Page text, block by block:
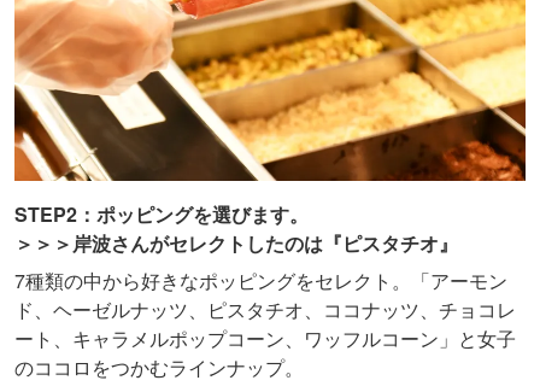
STEP2：ポッピングを選びます。
＞＞＞岸波さんがセレクトしたのは『ピスタチオ』
7種類の中から好きなポッピングをセレクト。「アーモン
ド、ヘーゼルナッツ、ピスタチオ、ココナッツ、チョコレ
ート、キャラメルポップコーン、ワッフルコーン」と女子
のココロをつかむラインナップ。